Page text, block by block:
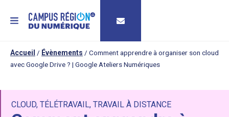
MENU
Accueil / Évènements / Comment apprendre à organiser son cloud
avec Google Drive ? | Google Ateliers Numériques
CLOUD, TÉLÉTRAVAIL, TRAVAIL À DISTANCE